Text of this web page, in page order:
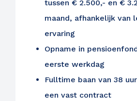
tussen € 2.500,- en €
maand, afhankelijk van
ervaring
Opname in
eerste werkdag
Fulltime baan van 38
een vast contract